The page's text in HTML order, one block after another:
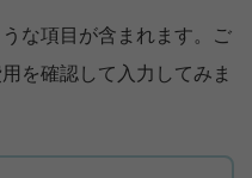
な項目が含まれます。ご
を確認して入力してみま